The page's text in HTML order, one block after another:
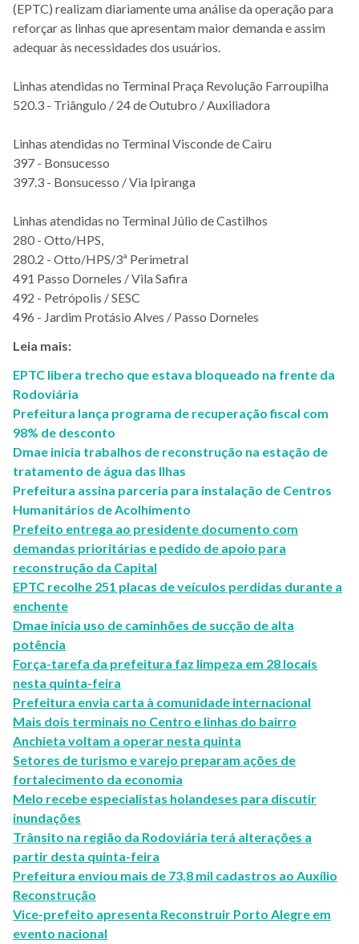
(EPTC) realizam diariamente uma análise da operação para
reforçar as linhas que apresentam maior demanda e assim
adequar às necessidades dos usuários.
Linhas atendidas no Terminal Praça Revolução Farroupilha
520.3 - Triângulo / 24 de Outubro / Auxiliadora
Linhas atendidas no Terminal Visconde de Cairu
397 - Bonsucesso
397.3 - Bonsucesso / Via Ipiranga
Linhas atendidas no Terminal Júlio de Castilhos
280 - Otto/HPS,
280.2 - Otto/HPS/3ª Perimetral
491 Passo Dorneles / Vila Safira
492 - Petrópolis / SESC
496 - Jardim Protásio Alves / Passo Dorneles
Leia mais:
EPTC libera trecho que estava bloqueado na frente da
Rodoviária
Prefeitura lança programa de recuperação fiscal com
98% de desconto
Dmae inicia trabalhos de reconstrução na estação de
tratamento de água das Ilhas
Prefeitura assina parceria para instalação de Centros
Humanitários de Acolhimento
Prefeito entrega ao presidente documento com
demandas prioritárias e pedido de apoio para
reconstrução da Capital
EPTC recolhe 251 placas de veículos perdidas durante a
enchente
Dmae inicia uso de caminhões de sucção de alta
potência
Força-tarefa da prefeitura faz limpeza em 28 locais
nesta quinta-feira
Prefeitura envia carta à comunidade internacional
Mais dois terminais no Centro e linhas do bairro
Anchieta voltam a operar nesta quinta
Setores de turismo e varejo preparam ações de
fortalecimento da economia
Melo recebe especialistas holandeses para discutir
inundações
Trânsito na região da Rodoviária terá alterações a
partir desta quinta-feira
Prefeitura enviou mais de 73,8 mil cadastros ao Auxílio
Reconstrução
Vice-prefeito apresenta Reconstruir Porto Alegre em
evento nacional